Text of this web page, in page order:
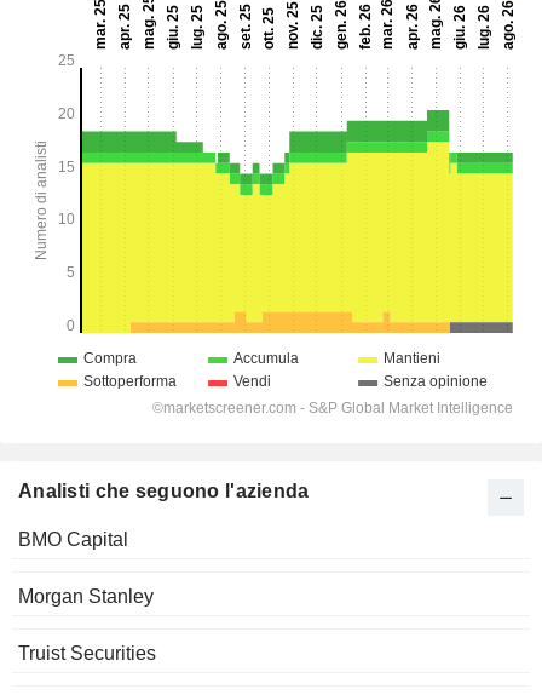
Analisti che seguono l'azienda
BMO Capital
Morgan Stanley
Truist Securities